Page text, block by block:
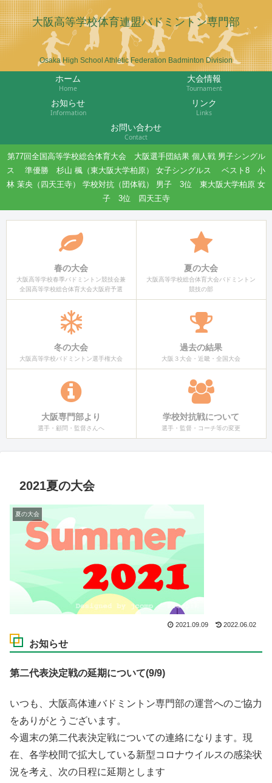
大阪高等学校体育連盟バドミントン専門部
Osaka High School Athletic Federation Badminton Division
ホーム
Home
大会情報
Tournament
お知らせ
Information
リンク
Links
お問い合わせ
Contact
第77回全国高等学校総合体育大会 大阪選手団結果 個人戦 男子シングル
ス 準優勝 杉山 楓（東大阪大学柏原） 女子シングルス ベスト8 小
林 茉央（四天王寺） 学校対抗（団体戦） 男子 3位 東大阪大学柏原 女
子 3位 四天王寺
春の大会
大阪高等学校春季バドミントン競技会兼
全国高等学校総合体育大会大阪府予選
夏の大会
大阪高等学校総合体育大会バドミントン
競技の部
冬の大会
大阪高等学校バドミントン選手権大会
過去の結果
大阪３大会・近畿・全国大会
大阪専門部より
選手・顧問・監督さんへ
学校対抗戦について
選手・監督・コーチ等の変更
2021夏の大会
夏の大会
2021.09.09 2022.06.02
お知らせ
第二代表決定戦の延期について(9/9)
いつも、大阪高体連バドミントン専門部の運営へのご協力
をありがとうございます。
今週末の第二代表決定戦についての連絡になります。現
在、各学校間で拡大している新型コロナウイルスの感染状
況を考え、次の日程に延期とします